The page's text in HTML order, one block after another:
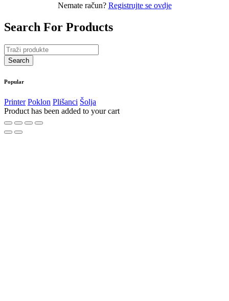
Nemate račun? Registrujte se ovdje
Search For Products
Popular
Printer Poklon Plišanci Šolja
Product has been added to your cart